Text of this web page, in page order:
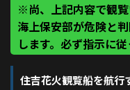
※尚、上記内容で観
海上保安部が危険と
します。必ず指示に従
住吉花火観覧船を航行